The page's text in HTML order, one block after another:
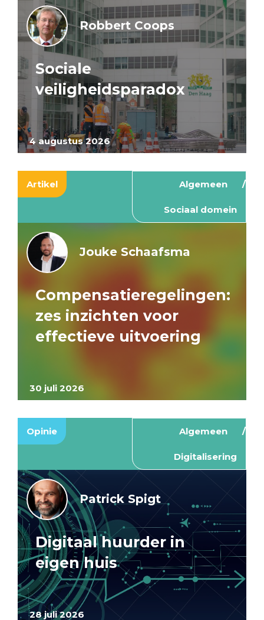
4 augustus 2026
Robbert Coops
Sociale
veiligheidsparadox
Artikel Algemeen
Sociaal domein
30 juli 2026
Jouke Schaafsma
Compensatieregelingen:
zes inzichten voor
effectieve uitvoering
Opinie Algemeen
Digitalisering
28 juli 2026
Patrick Spigt
Digitaal huurder in
eigen huis